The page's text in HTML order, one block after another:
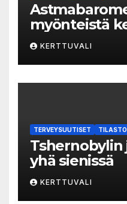
myönteistä
astman
kehitettävä
KERTTUVALI
TERVEYSUUTISET
Tshernobylin
yhä sienissä
KERTTUVALI